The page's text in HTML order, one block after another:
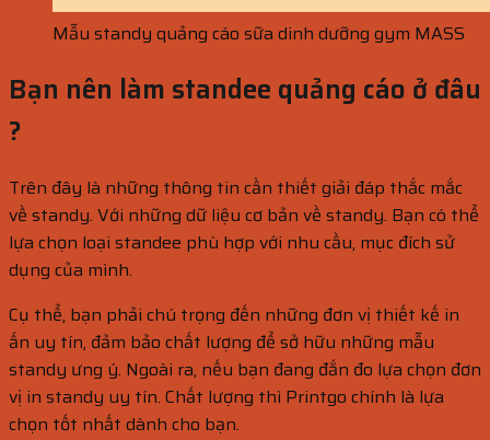
Mẫu standy quảng cáo sữa dinh dưỡng gym MASS
Bạn nên làm standee quảng cáo ở đâu
?
Trên đây là những thông tin cần thiết giải đáp thắc mắc
về standy. Với những dữ liệu cơ bản về standy. Bạn có thể
lựa chọn loại standee phù hợp với nhu cầu, mục đích sử
dụng của mình.
Cụ thể, bạn phải chú trọng đến những đơn vị thiết kế in
ấn uy tín, đảm bảo chất lượng để sở hữu những mẫu
standy ưng ý. Ngoài ra, nếu bạn đang đắn đo lựa chọn đơn
vị in standy uy tín. Chất lượng thì Printgo chính là lựa
chọn tốt nhất dành cho bạn.